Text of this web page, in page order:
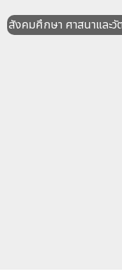
สังคมศึกษา ศาสนาและ